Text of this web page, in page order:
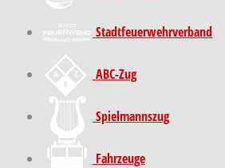
Stadt­feuer­wehr­verband
ABC-Zug
Spielmannszug
Fahrzeuge